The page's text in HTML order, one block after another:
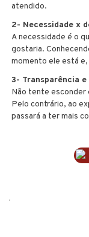
atendido.
2- Necessidade x
A necessidade é o
gostaria.
momento ele está
3- Transparência
Não tente esconder
Pelo contrário, ao
passará a ter mais